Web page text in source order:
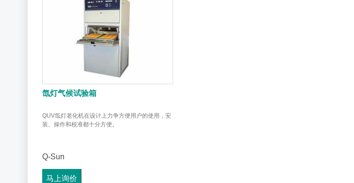
氙灯气候试验箱
QUV氙灯老化机在设计上力争方便用户的使用，安
装、操作和校准都十分方便。
Q-Sun
马上询价